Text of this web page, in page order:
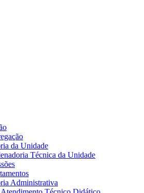
da Unidade
Técnica da Unidade
Administrativa